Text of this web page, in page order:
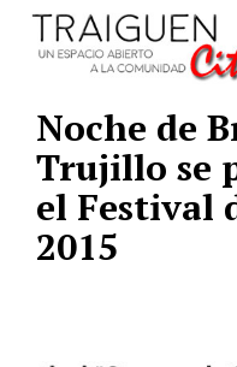
Noche de
Trujillo se
el Festival
2015